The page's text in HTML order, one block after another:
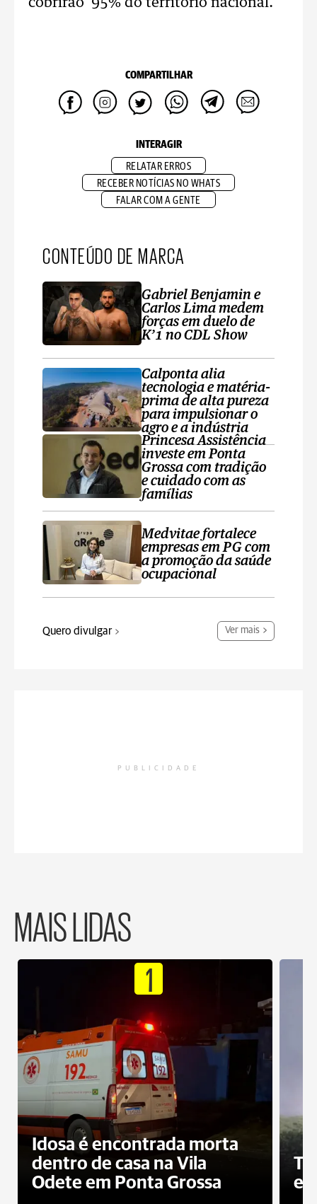
cobrirão 95% do território nacional.
COMPARTILHAR
INTERAGIR
RELATAR ERROS
RECEBER NOTÍCIAS NO WHATS
FALAR COM A GENTE
CONTEÚDO DE MARCA
Gabriel Benjamin e
Carlos Lima medem
forças em duelo de
K’1 no CDL Show
Calponta alia
tecnologia e matéria-
prima de alta pureza
para impulsionar o
agro e a indústria
Princesa Assistência
investe em Ponta
Grossa com tradição
e cuidado com as
famílias
Medvitae fortalece
empresas em PG com
a promoção da saúde
ocupacional
Quero divulgar Ver mais
PUBLICIDADE
MAIS LIDAS
1
Idosa é encontrada morta
dentro de casa na Vila
Odete em Ponta Grossa
e